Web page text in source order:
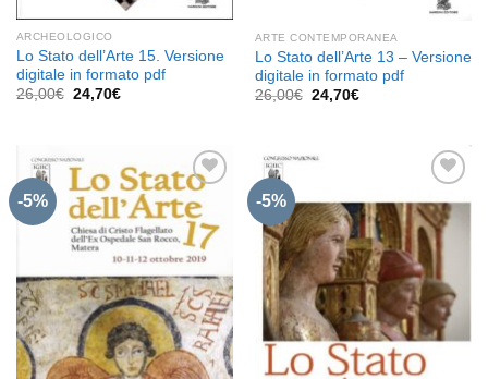
ARCHEOLOGICO
Lo Stato dell’Arte 15. Versione
digitale in formato pdf
26,00€ Il
24,70€Il
ARTE CONTEMPORANEA
Lo Stato dell’Arte 13 – Versione
digitale in formato pdf
26,00€ Il
24,70€Il
-5%
Aggiungi
alla lista
desideri
-5%
Aggiungi
alla lista
dei
desideri